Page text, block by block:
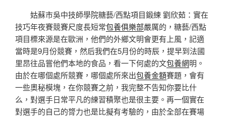
姑蘇市吳中技師學院糖藝/西點項目鍛練 劉欣茹：實在
技巧年夜賽競賽尺度長短常包養俱樂部嚴厲的，糖藝/西點
項目標來源是在歐洲，他們的外鄉文明會更有上風，記適
當時是9月份競賽，然后我們在5月份的時辰，提早到法國
里昂往品嘗他們本地的食品，看一下何處的文包養網明。
由於在哪個處所競賽，哪個處所來出包養金額賽題，會有
一些奧秘模塊，在你競賽之前，我完整不告知你要比什
么，對選手日常平凡的練習積聚也是很主要。再一個實在
對選手的自己的膂力也是比擬有考驗的，由於全部在賽場